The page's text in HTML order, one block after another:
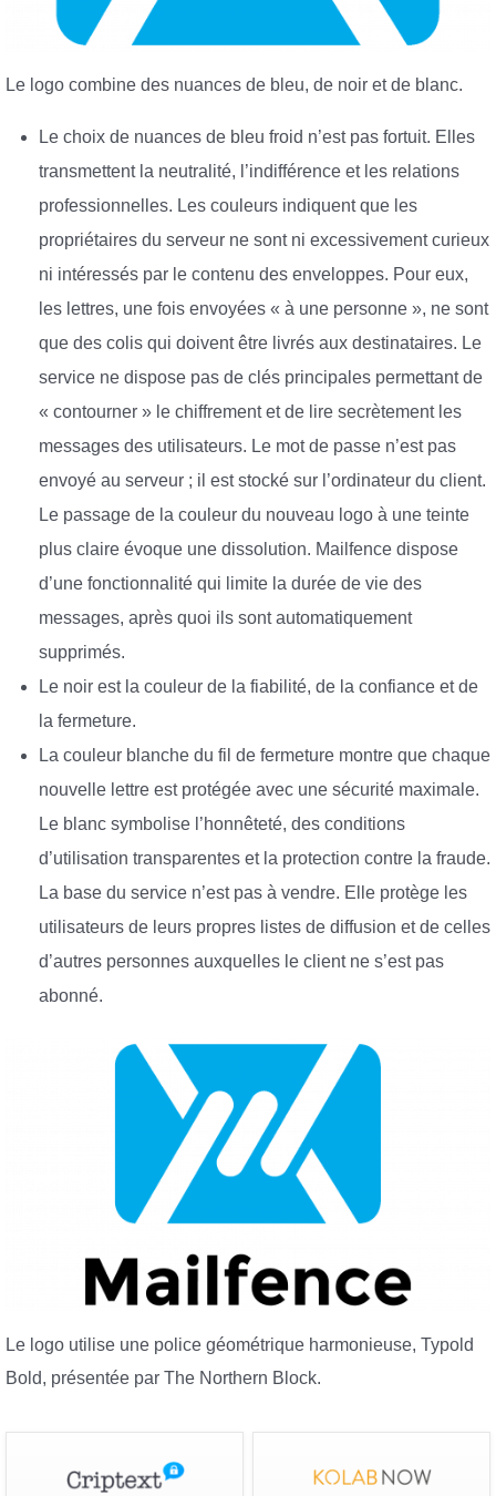
Le logo combine des nuances de bleu, de noir et de blanc.
Le choix de nuances de bleu froid n’est pas fortuit. Elles
transmettent la neutralité, l’indifférence et les relations
professionnelles. Les couleurs indiquent que les
propriétaires du serveur ne sont ni excessivement curieux
ni intéressés par le contenu des enveloppes. Pour eux,
les lettres, une fois envoyées « à une personne », ne sont
que des colis qui doivent être livrés aux destinataires. Le
service ne dispose pas de clés principales permettant de
« contourner » le chiffrement et de lire secrètement les
messages des utilisateurs. Le mot de passe n’est pas
envoyé au serveur ; il est stocké sur l’ordinateur du client.
Le passage de la couleur du nouveau logo à une teinte
plus claire évoque une dissolution. Mailfence dispose
d’une fonctionnalité qui limite la durée de vie des
messages, après quoi ils sont automatiquement
supprimés.
Le noir est la couleur de la fiabilité, de la confiance et de
la fermeture.
La couleur blanche du fil de fermeture montre que chaque
nouvelle lettre est protégée avec une sécurité maximale.
Le blanc symbolise l’honnêteté, des conditions
d’utilisation transparentes et la protection contre la fraude.
La base du service n’est pas à vendre. Elle protège les
utilisateurs de leurs propres listes de diffusion et de celles
d’autres personnes auxquelles le client ne s’est pas
abonné.
Le logo utilise une police géométrique harmonieuse, Typold
Bold, présentée par The Northern Block.